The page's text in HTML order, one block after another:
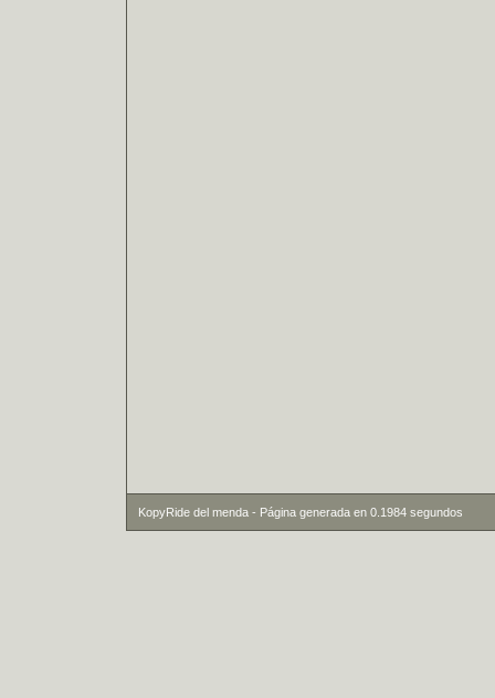
KopyRide del menda - Página generada en 0.1984 segundos